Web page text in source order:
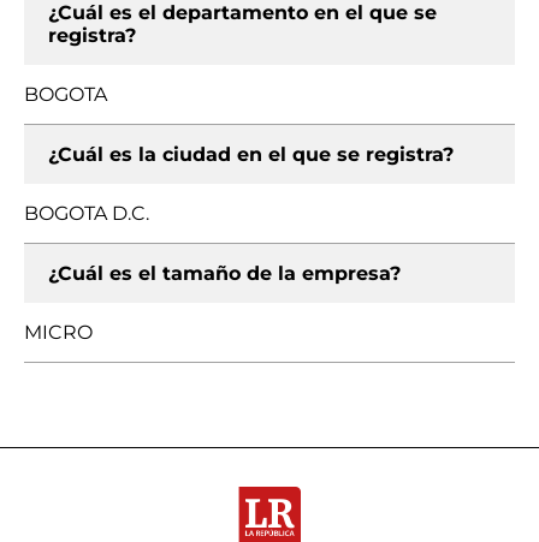
¿Cuál es el departamento en el que se
registra?
BOGOTA
¿Cuál es la ciudad en el que se registra?
BOGOTA D.C.
¿Cuál es el tamaño de la empresa?
MICRO